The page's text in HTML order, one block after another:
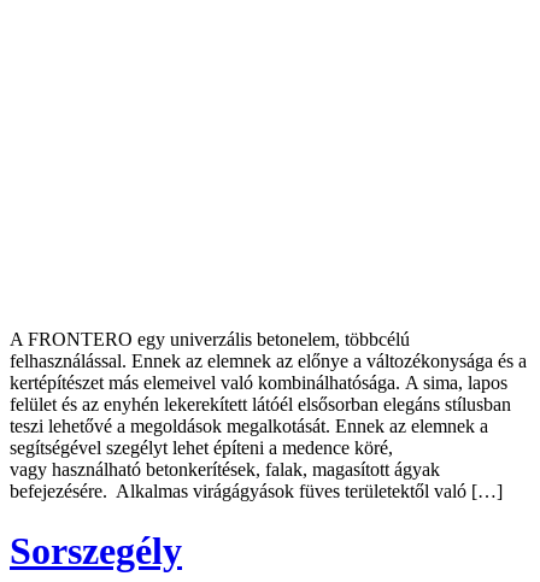
A FRONTERO egy univerzális betonelem, többcélú
felhasználással. Ennek az elemnek az előnye a változékonysága és a
kertépítészet más elemeivel való kombinálhatósága. A sima, lapos
felület és az enyhén lekerekített látóél elsősorban elegáns stílusban
teszi lehetővé a megoldások megalkotását. Ennek az elemnek a
segítségével szegélyt lehet építeni a medence köré,
vagy használható betonkerítések, falak, magasított ágyak
befejezésére. Alkalmas virágágyások füves területektől való […]
Sorszegély